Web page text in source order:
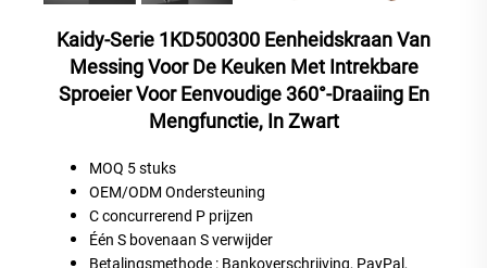
Kaidy-Serie 1KD500300 Eenheidskraan Van
Messing Voor De Keuken Met Intrekbare
Sproeier Voor Eenvoudige 360°-Draaiing En
Mengfunctie, In Zwart
MOQ 5 stuks
OEM/ODM Ondersteuning
Cconcurrerend P prijzen
Één S bovenaan Sverwijder
Betalingsmethode : Bankoverschrijving, PayPal,